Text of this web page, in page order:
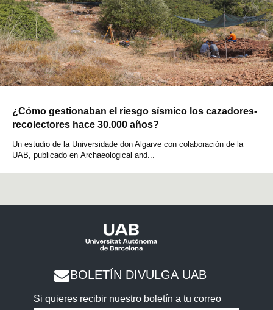
¿Cómo gestionaban el riesgo sísmico los cazadores-
recolectores hace 30.000 años?
Un estudio de la Universidade don Algarve con colaboración de la
UAB, publicado en Archaeological and...
BOLETÍN DIVULGA UAB
Si quieres recibir nuestro boletín a tu correo